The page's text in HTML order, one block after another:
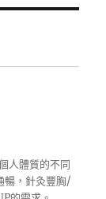
人體質的不同
暢，針灸豐胸/